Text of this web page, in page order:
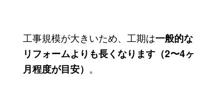
工事規模が大きいため、工期は一般的な
リフォームよりも長くなります（2〜4ヶ
月程度が目安） 。